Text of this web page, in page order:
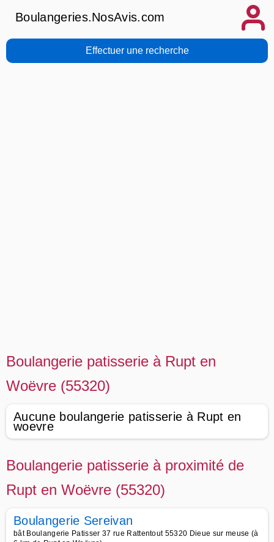
Boulangeries.NosAvis.com
Effectuer une recherche
Boulangerie patisserie à Rupt en
Woëvre (55320)
Aucune boulangerie patisserie à Rupt en
woevre
Boulangerie patisserie à proximité de
Rupt en Woëvre (55320)
Boulangerie Sereivan
bât Boulangerie Patisser 37 rue Rattentout 55320 Dieue sur meuse (à